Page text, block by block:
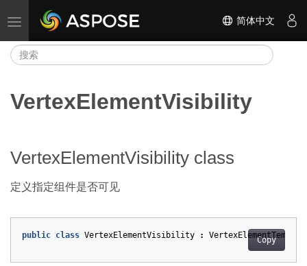
切换导航 简体中文
VertexElementVisibility
VertexElementVisibility class
定义指定组件是否可见
Copy
public class VertexElementVisibility :